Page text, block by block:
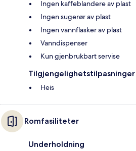
Ingen kaffeblandere av plast
Ingen sugerør av plast
Ingen vannflasker av plast
Vanndispenser
Kun gjenbrukbart servise
Tilgjengelighetstilpasninger
Heis
Romfasiliteter
Underholdning